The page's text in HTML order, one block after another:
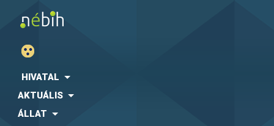
HIVATAL
AKTUÁLIS
ÁLLAT